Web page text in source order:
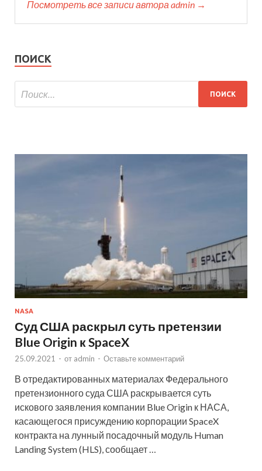
Посмотреть все записи автора admin →
ПОИСК
NASA
Суд США раскрыл суть претензии
Blue Origin к SpaceX
25.09.2021 - от admin - Оставьте комментарий
В отредактированных материалах Федерального
претензионного суда США раскрывается суть
искового заявления компании Blue Origin к НАСА,
касающегося присуждению корпорации SpaceX
контракта на лунный посадочный модуль Human
Landing System (HLS), сообщает …